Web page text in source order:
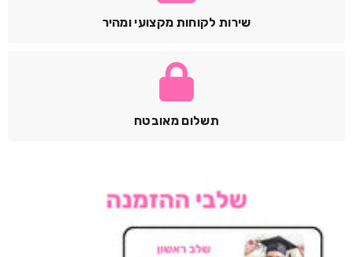
שירות לקוחות מקצועי ומהיר
תשלום מאובטח